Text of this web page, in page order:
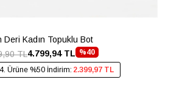
Deri Kadın Topuklu Bot
%40
4.799,94 TL
TL
Ürüne %50 İndirim: 2.399,97 TL